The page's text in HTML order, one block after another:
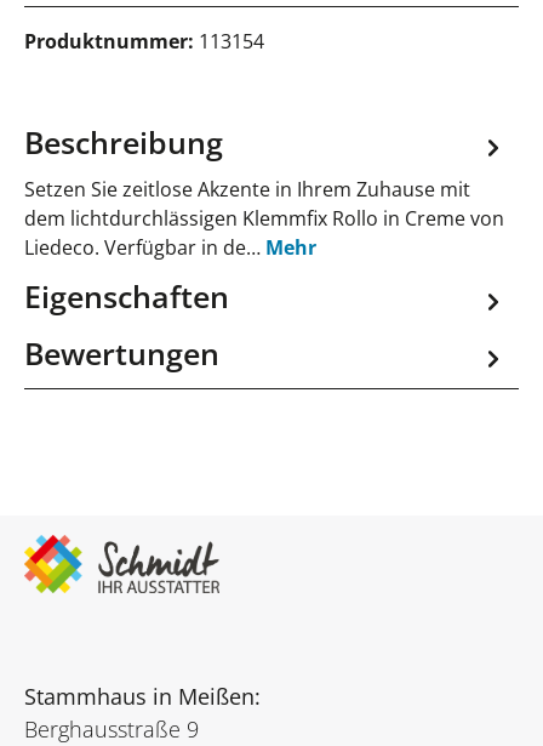
Produktnummer: 113154
Beschreibung
Setzen Sie zeitlose Akzente in Ihrem Zuhause mit
dem lichtdurchlässigen Klemmfix Rollo in Creme von
Liedeco. Verfügbar in de… Mehr
Eigenschaften
Bewertungen
Stammhaus in Meißen:
Berghausstraße 9